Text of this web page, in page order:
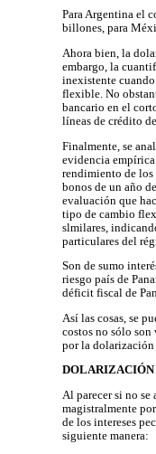
Para Argentina el
billones, para
Ahora bien, la
embargo, la
inexistente
flexible. No
bancario en el
líneas de crédito
Finalmente, se
evidencia
rendimiento de
bonos de un año
evaluación que
tipo de cambio
slmilares,
particulares del
Son de sumo
riesgo país de
déficit fiscal de
Así las cosas, se
costos no sólo
por la dolarización
DOLARIZACIÓN
Al parecer si no se
magistralmente
de los intereses
siguiente manera: